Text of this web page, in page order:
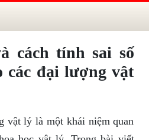
cách tính sai số
các đại lượng vật
vật lý là một khái niệm quan